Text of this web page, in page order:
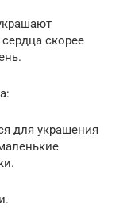
скорее
для украшения